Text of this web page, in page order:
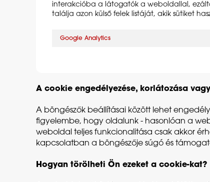
interakcióba a látogatók a weboldallal,
találja azon külső felek listáját, akik sütiket
Google Analytics
A cookie engedélyezése, korlátozása
A böngészők beállításai között lehet
figyelembe, hogy oldalunk - hasonlóan a
weboldal teljes funkcionalitása csak akkor
kapcsolatban a böngészője súgó és
Hogyan törölheti Ön ezeket a cookie-kat?